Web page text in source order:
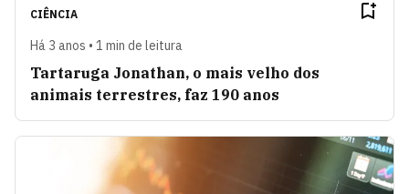
CIÊNCIA
Há 3 anos • 1 min de leitura
Tartaruga Jonathan, o mais velho dos
animais terrestres, faz 190 anos